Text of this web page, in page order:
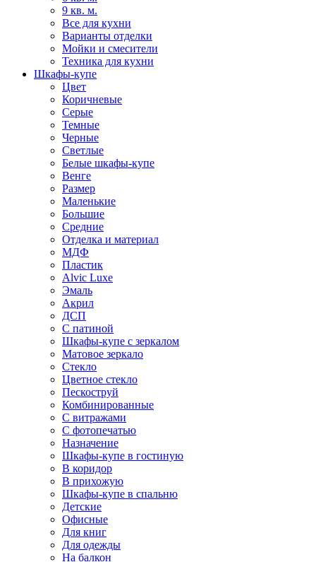
9 кв. м.
Все для кухни
Варианты отделки
Мойки и смесители
Техника для кухни
Шкафы-купе
Цвет
Коричневые
Серые
Темные
Черные
Светлые
Белые шкафы-купе
Венге
Размер
Маленькие
Большие
Средние
Отделка и материал
МДФ
Пластик
Alvic Luxe
Эмаль
Акрил
ДСП
С патиной
Шкафы-купе с зеркалом
Матовое зеркало
Стекло
Цветное стекло
Пескоструй
Комбинированные
С витражами
С фотопечатью
Назначение
Шкафы-купе в гостиную
В коридор
В прихожую
Шкафы-купе в спальню
Детские
Офисные
Для книг
Для одежды
На балкон